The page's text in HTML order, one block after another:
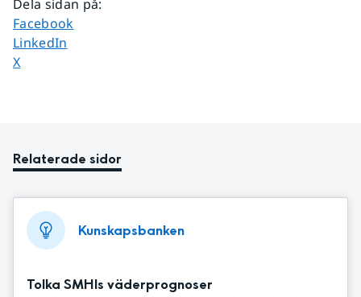
Dela sidan på:
Dela sidan på
Facebook
Dela sidan på
LinkedIn
Dela sidan på
X
Relaterade sidor
Kunskapsbanken
Tolka SMHIs väderprognoser